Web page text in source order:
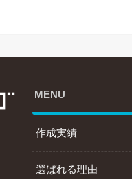
MENU
作成実績
選ばれる理由